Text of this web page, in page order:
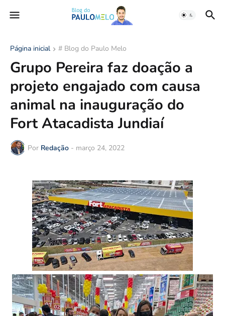
Página inicial # Blog do Paulo Melo
Grupo Pereira faz doação a
projeto engajado com causa
animal na inauguração do
Fort Atacadista Jundiaí
Por Redação - março 24, 2022